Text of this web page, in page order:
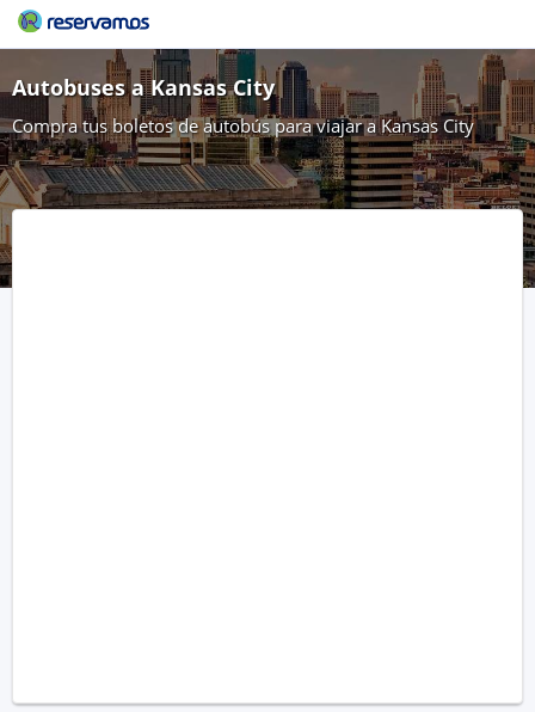
Autobuses a Kansas City
Compra tus boletos de autobús para viajar a Kansas City